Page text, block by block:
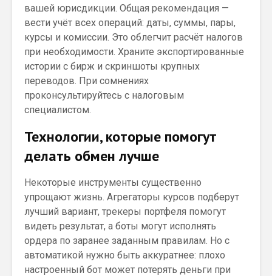
вашей юрисдикции. Общая рекомендация —
вести учёт всех операций: даты, суммы, пары,
курсы и комиссии. Это облегчит расчёт налогов
при необходимости. Храните экспортированные
истории с бирж и скриншоты крупных
переводов. При сомнениях
проконсультируйтесь с налоговым
специалистом.
Технологии, которые помогут
делать обмен лучше
Некоторые инструменты существенно
упрощают жизнь. Агрегаторы курсов подберут
лучший вариант, трекеры портфеля помогут
видеть результат, а боты могут исполнять
ордера по заранее заданным правилам. Но с
автоматикой нужно быть аккуратнее: плохо
настроенный бот может потерять деньги при